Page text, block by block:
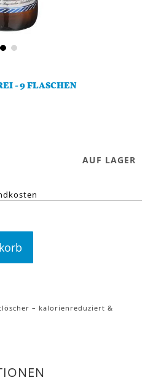
- 9 FLASCHEN
AUF LAGER
– kalorienreduziert &